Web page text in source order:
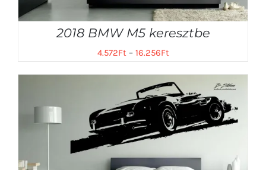
2018 BMW M5 keresztbe
4.572Ft– 16.256Ft